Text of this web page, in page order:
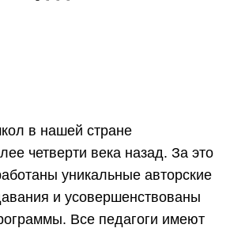
в нашей стране
четверти века назад. За это
уникальные авторские
и усовершенствованы
Все педагоги имеют